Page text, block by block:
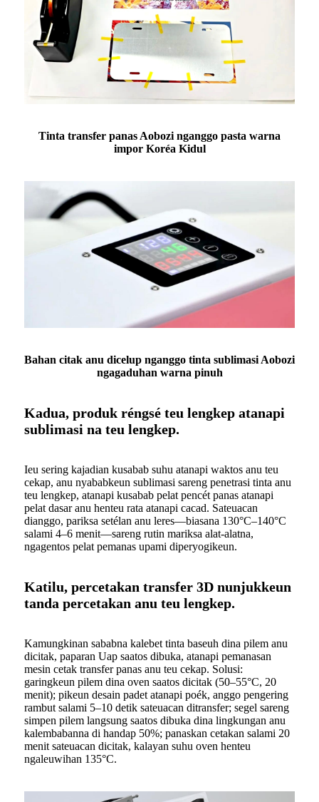
Tinta transfer panas Aobozi nganggo pasta warna
impor Koréa Kidul
Bahan citak anu dicelup nganggo tinta sublimasi Aobozi
ngagaduhan warna pinuh
Kadua, produk réngsé teu lengkep atanapi
sublimasi na teu lengkep.
Ieu sering kajadian kusabab suhu atanapi waktos anu teu
cekap, anu nyababkeun sublimasi sareng penetrasi tinta anu
teu lengkep, atanapi kusabab pelat pencét panas atanapi
pelat dasar anu henteu rata atanapi cacad. Sateuacan
dianggo, pariksa setélan anu leres—biasana 130°C–140°C
salami 4–6 menit—sareng rutin mariksa alat-alatna,
ngagentos pelat pemanas upami diperyogikeun.
Katilu, percetakan transfer 3D nunjukkeun
tanda percetakan anu teu lengkep.
Kamungkinan sababna kalebet tinta baseuh dina pilem anu
dicitak, paparan Uap saatos dibuka, atanapi pemanasan
mesin cetak transfer panas anu teu cekap. Solusi:
garingkeun pilem dina oven saatos dicitak (50–55°C, 20
menit); pikeun desain padet atanapi poék, anggo pengering
rambut salami 5–10 detik sateuacan ditransfer; segel sareng
simpen pilem langsung saatos dibuka dina lingkungan anu
kalembabanna di handap 50%; panaskan cetakan salami 20
menit sateuacan dicitak, kalayan suhu oven henteu
ngaleuwihan 135°C.